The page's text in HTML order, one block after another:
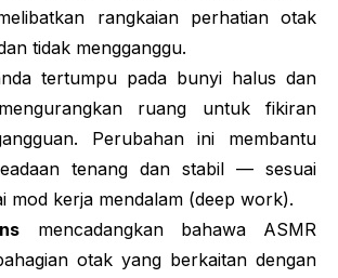
rangkaian perhatian otak
tidak mengganggu.
tertumpu pada bunyi halus dan
ruang untuk fikiran
Perubahan ini membantu
tenang dan stabil — sesuai
mod kerja mendalam (deep work).
mencadangkan bahawa ASMR
otak yang berkaitan dengan